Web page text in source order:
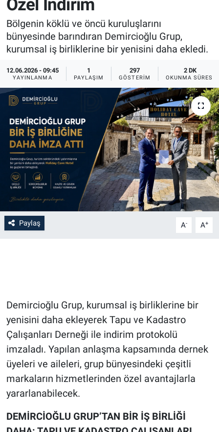
Özel İndirim
Bölgenin köklü ve öncü kuruluşlarını
bünyesinde barındıran Demircioğlu Grup,
kurumsal iş birliklerine bir yenisini daha ekledi.
12.06.2026 - 09:45
YAYINLANMA
1
PAYLAŞIM
297
GÖSTERIM
2 DK
OKUNMA SÜRESI
Paylaş A- A+
Demircioğlu Grup, kurumsal iş birliklerine bir
yenisini daha ekleyerek Tapu ve Kadastro
Çalışanları Derneği ile indirim protokolü
imzaladı. Yapılan anlaşma kapsamında dernek
üyeleri ve aileleri, grup bünyesindeki çeşitli
markaların hizmetlerinden özel avantajlarla
yararlanabilecek.
DEMİRCİOĞLU GRUP’TAN BİR İŞ BİRLİĞİ
Sağlık
Yerel
Genel
İlan - Duyuru- Mesaj
Türkiye Gündemi
Sizden Gelenler
Sağlık
Eğitim
Kültür
Medya
Kayseri
Niğde
Aksaray
Kırşehir
Yerel
İlan - Duyuru- Mesaj
Türkiye Gündemi
Sizden Gelenler